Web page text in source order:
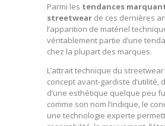
Parmi les tendances
streetwear de ces dernières
l’apparition de matériel
véritablement partie d’une
chez la plupart des marques.
L’attrait technique du
concept avant-gardiste d’utilité,
d’une esthétique quelque peu
comme son nom l’indique, le
une technologie experte